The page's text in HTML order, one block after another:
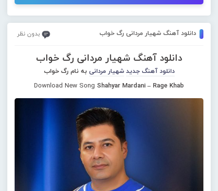
دانلود آهنگ شهیار مردانی رگ خواب بدون نظر
دانلود آهنگ شهیار مردانی رگ خواب
دانلود آهنگ جدید شهیار مردانی به نام رگ خواب
Download New Song Shahyar Mardani – Rage Khab